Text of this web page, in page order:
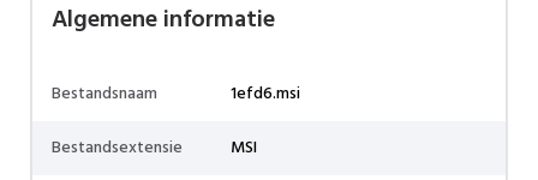
Algemene informatie
Bestandsnaam
1efd6.msi
Bestandsextensie
MSI